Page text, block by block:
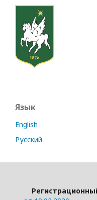
Язык
English
Русский